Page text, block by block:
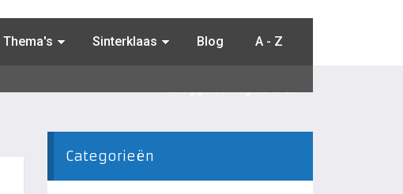
Thema's Sinterklaas Blog A - Z
Inloggen / Registreren
Categorieën